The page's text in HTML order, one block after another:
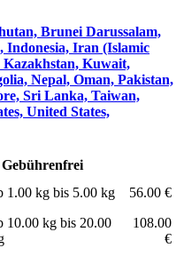
Brunei Darussalam,
Indonesia, Iran (Islamic
Kuwait,
Nepal, Oman, Pakistan,
Sri Lanka, Taiwan,
United States,
1.00 kg bis 5.00 kg
56.00 €
10.00 kg bis 20.00
108.00
€